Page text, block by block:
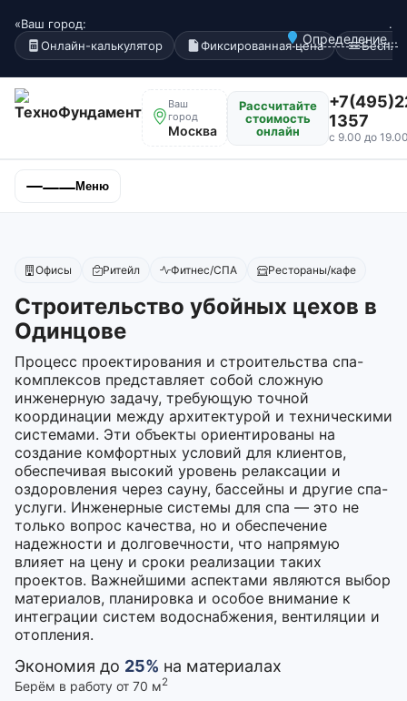
«Ваш город:
Определение...
.
Онлайн-калькулятор
Фиксированная цена
Ваш
город
Москва
Рассчитайте
стоимость
онлайн
1357
с 9.00 до
Меню
Офисы Ритейл Фитнес/СПА Рестораны/кафе
Строительство убойных цехов в
Одинцове
Процесс проектирования и строительства спа-
комплексов представляет собой сложную
инженерную задачу, требующую точной
координации между архитектурой и техническими
системами. Эти объекты ориентированы на
создание комфортных условий для клиентов,
обеспечивая высокий уровень релаксации и
оздоровления через сауну, бассейны и другие спа-
услуги. Инженерные системы для спа — это не
только вопрос качества, но и обеспечение
надежности и долговечности, что напрямую
влияет на цену и сроки реализации таких
проектов. Важнейшими аспектами являются выбор
материалов, планировка и особое внимание к
интеграции систем водоснабжения, вентиляции и
отопления.
Экономия до 25% на материалах
Берём в работу от 70 м2